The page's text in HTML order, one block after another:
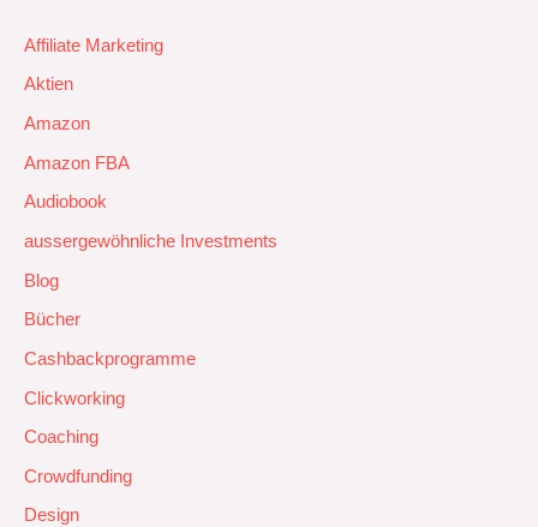
Affiliate Marketing
Aktien
Amazon
Amazon FBA
Audiobook
aussergewöhnliche Investments
Blog
Bücher
Cashbackprogramme
Clickworking
Coaching
Crowdfunding
Design